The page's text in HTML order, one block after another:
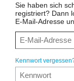
Sie haben sich
registriert? Dann
E-Mail-Adresse
Kennwort